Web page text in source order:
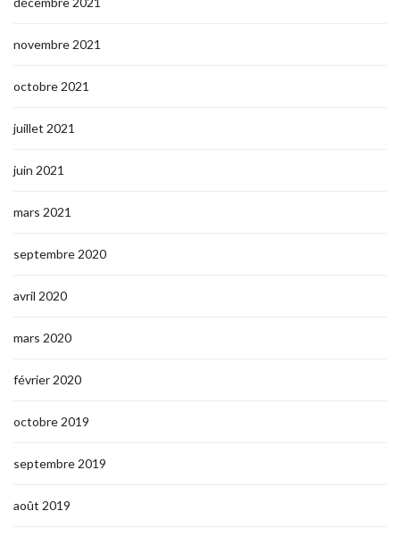
novembre 2021
octobre 2021
juillet 2021
juin 2021
mars 2021
septembre 2020
avril 2020
mars 2020
février 2020
octobre 2019
septembre 2019
août 2019